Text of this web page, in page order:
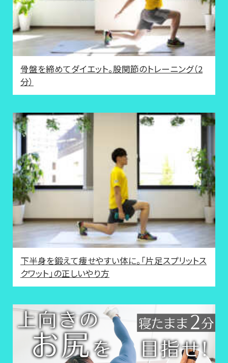
骨盤を締めてダイエット。股関節のトレーニング（2
分）
下半身を鍛えて痩せやすい体に。「片足スプリットス
クワット」の正しいやり方